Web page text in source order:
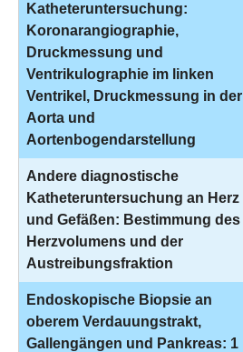
Katheteruntersuchung:
Koronarangiographie,
Druckmessung und
Ventrikulographie im linken
Ventrikel, Druckmessung in der
Aorta und
Aortenbogendarstellung
Andere diagnostische
Katheteruntersuchung an Herz
und Gefäßen: Bestimmung des
Herzvolumens und der
Austreibungsfraktion
Endoskopische Biopsie an
oberem Verdauungstrakt,
Gallengängen und Pankreas: 1